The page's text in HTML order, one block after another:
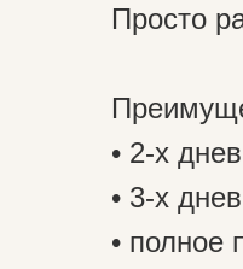
Просто
• 2-х
• 3-х
• полное